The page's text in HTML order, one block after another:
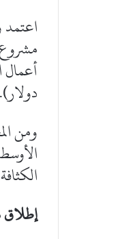
اعتمد
مشروع
دولار).
ومن